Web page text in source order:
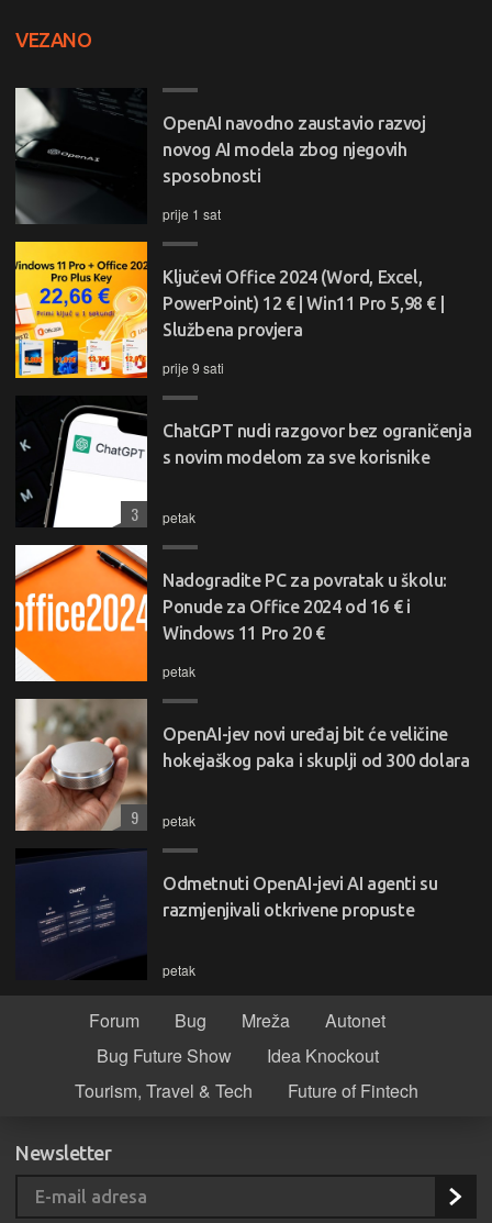
VEZANO
OpenAI navodno zaustavio razvoj
novog AI modela zbog njegovih
sposobnosti
prije 1 sat
Ključevi Office 2024 (Word, Excel,
PowerPoint) 12 € | Win11 Pro 5,98 € |
Službena provjera
prije 9 sati
ChatGPT nudi razgovor bez ograničenja
s novim modelom za sve korisnike
petak
3
Nadogradite PC za povratak u školu:
Ponude za Office 2024 od 16 € i
Windows 11 Pro 20 €
petak
OpenAI-jev novi uređaj bit će veličine
hokejaškog paka i skuplji od 300 dolara
petak
9
Odmetnuti OpenAI-jevi AI agenti su
razmjenjivali otkrivene propuste
petak
Forum Bug Mreža
Autonet
Bug Future Show
Idea Knockout
Tourism, Travel & Tech
Future of Fintech
Newsletter